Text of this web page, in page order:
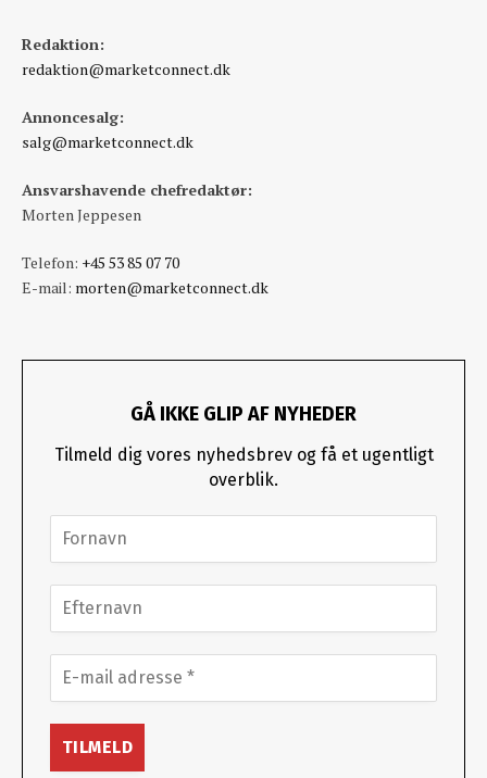
Redaktion:
redaktion@marketconnect.dk
Annoncesalg:
salg@marketconnect.dk
Ansvarshavende chefredaktør:
Morten Jeppesen
Telefon: +45 53 85 07 70
E-mail: morten@marketconnect.dk
GÅ IKKE GLIP AF NYHEDER
Tilmeld dig vores nyhedsbrev og få et ugentligt
overblik.